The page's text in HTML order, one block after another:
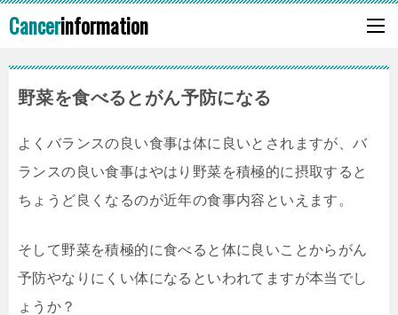
Cancerinformation
野菜を食べるとがん予防になる
よくバランスの良い食事は体に良いとされますが、バ
ランスの良い食事はやはり野菜を積極的に摂取すると
ちょうど良くなるのが近年の食事内容といえます。
そして野菜を積極的に食べると体に良いことからがん
予防やなりにくい体になるといわれてますが本当でし
ょうか？